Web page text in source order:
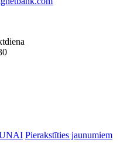
Pierakstīties jaunumiem